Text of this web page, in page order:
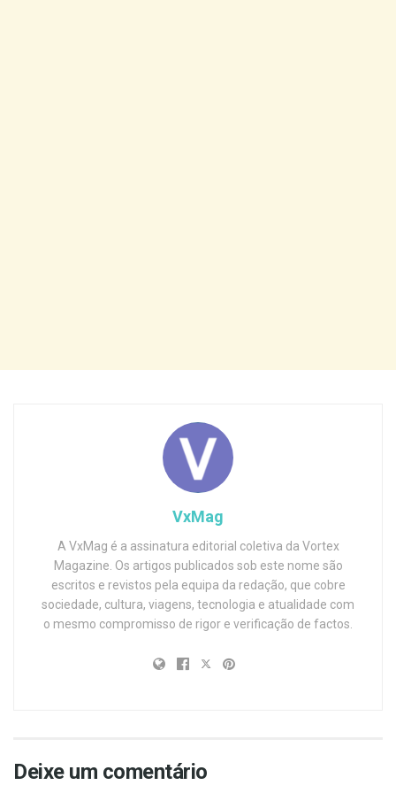
VxMag
A VxMag é a assinatura editorial coletiva da Vortex
Magazine. Os artigos publicados sob este nome são
escritos e revistos pela equipa da redação, que cobre
sociedade, cultura, viagens, tecnologia e atualidade com
o mesmo compromisso de rigor e verificação de factos.
Deixe um comentário